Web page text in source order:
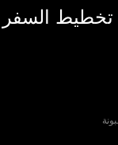
تخطيط السفر